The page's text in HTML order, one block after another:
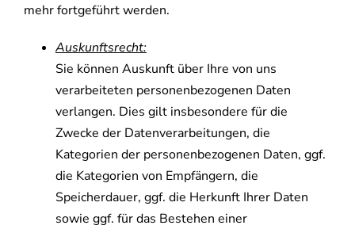
mehr fortgeführt werden.
Auskunftsrecht:
Sie können Auskunft über Ihre von uns
verarbeiteten personenbezogenen Daten
verlangen. Dies gilt insbesondere für die
Zwecke der Datenverarbeitungen, die
Kategorien der personenbezogenen Daten, ggf.
die Kategorien von Empfängern, die
Speicherdauer, ggf. die Herkunft Ihrer Daten
sowie ggf. für das Bestehen einer